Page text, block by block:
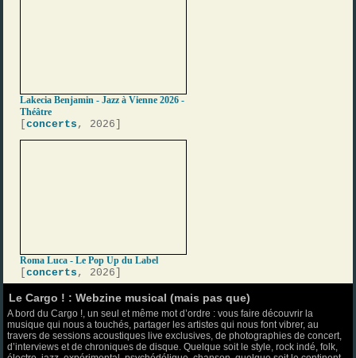
Lakecia Benjamin - Jazz à Vienne 2026 -
Théâtre
[concerts , 2026]
Roma Luca - Le Pop Up du Label
[concerts , 2026]
Le Cargo ! : Webzine musical (mais pas que)
A bord du Cargo !, un seul et même mot d’ordre : vous faire découvrir la
musique qui nous a touchés, partager les artistes qui nous font vibrer, au
travers de sessions acoustiques live exclusives, de photographies de concert,
d’interviews et de chroniques de disque. Quelque soit le style, rock indé, folk,